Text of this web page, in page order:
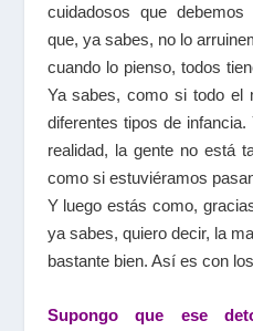
cuidadosos que
que, ya sabes, no lo
cuando lo pienso, todos
Ya sabes, como si todo el
diferentes tipos de
realidad, la gente no está
como si estuviéramos
Y luego estás como,
ya sabes, quiero decir, la
bastante bien. Así es con
Supongo que ese